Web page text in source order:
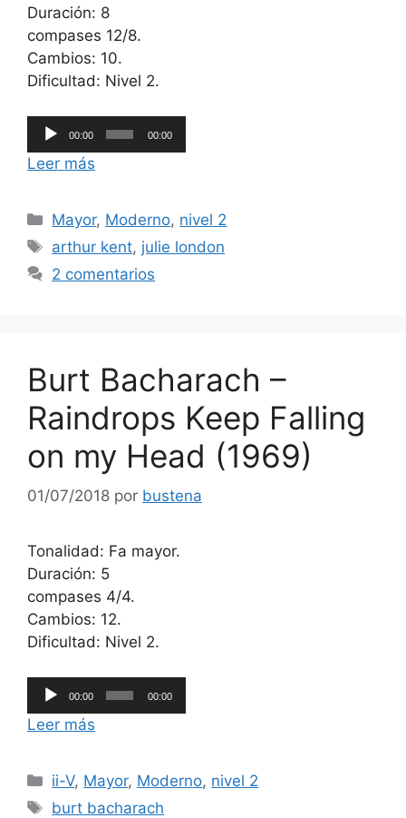
Duración: 8
compases 12/8.
Cambios: 10.
Dificultad: Nivel 2.
Reproductor
de
audio
00:00 00:00
Leer más
Categorías
Mayor, Moderno, nivel 2
Etiquetas
arthur kent, julie london
2 comentarios
Burt Bacharach –
Raindrops Keep Falling
on my Head (1969)
01/07/2018 por bustena
Tonalidad: Fa mayor.
Duración: 5
compases 4/4.
Cambios: 12.
Dificultad: Nivel 2.
Reproductor
de
audio
00:00 00:00
Leer más
Categorías
ii-V, Mayor, Moderno, nivel 2
Etiquetas
burt bacharach